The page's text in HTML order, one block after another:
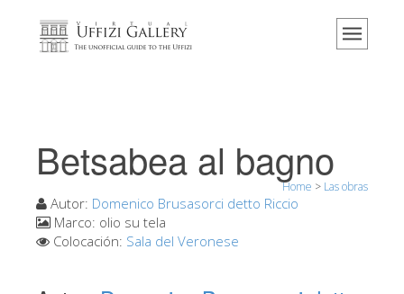
Home
Eventos y exposiciones
Los comentarios de los visitantes
Contáctenos
Betsabea al bagno
Home > Las obras
Autor: Domenico Brusasorci detto Riccio
Marco: olio su tela
Colocación: Sala del Veronese